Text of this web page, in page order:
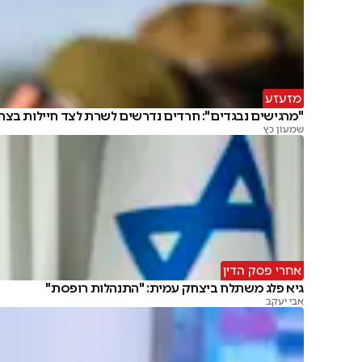
מזעזע
"מרגישים נבגדים": חרדים נדרשים לשרת לצד חיילות
שמעון כץ
אחרי פסק הדין
גיא פלג משתלח ביצחק עמית: "התנהלות רופסת"
אבי יעקב